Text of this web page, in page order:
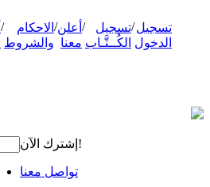
تسجيل
الدخول
/تسجيل
الكُــتَّـاب
/ أعلن
معنا
/ الاحكام
والشروط
/
إشترك الآن!
تواصل معنا